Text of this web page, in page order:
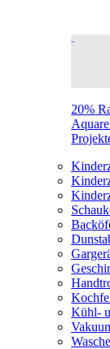
20%
Kühl-